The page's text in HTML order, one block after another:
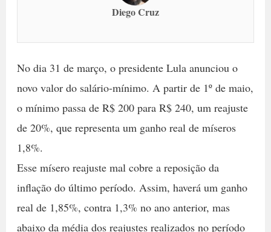
Diego Cruz
No dia 31 de março, o presidente Lula anunciou o
novo valor do salário-mínimo. A partir de 1º de maio,
o mínimo passa de R$ 200 para R$ 240, um reajuste
de 20%, que representa um ganho real de míseros
1,8%.
Esse mísero reajuste mal cobre a reposição da
inflação do último período. Assim, haverá um ganho
real de 1,85%, contra 1,3% no ano anterior, mas
abaixo da média dos reajustes realizados no período